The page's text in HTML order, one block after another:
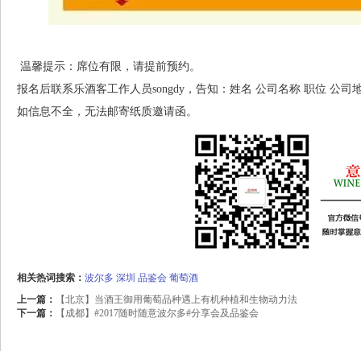
温馨提示：席位有限，请提前预约。
报名后联系乐酒客工作人员songdy，告知：姓名 公司名称 职位 公司
如信息不全，无法邮寄纸质邀请函。
相关热词搜索： 波尔多 深圳 品鉴会 葡萄酒
上一篇：
【北京】当酒王御用葡萄品种遇上有机种植和生物动力法
下一篇：
【成都】#2017随时随意波尔多#分享会及品鉴会